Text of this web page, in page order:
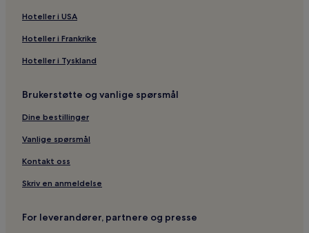
Hoteller i USA
Hoteller i Frankrike
Hoteller i Tyskland
Brukerstøtte og vanlige spørsmål
Dine bestillinger
Vanlige spørsmål
Kontakt oss
Skriv en anmeldelse
For leverandører, partnere og presse